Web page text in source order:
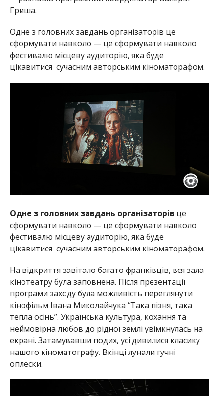
Гриша.
Одне з головних завдань організаторів це
сформувати навколо — це сформувати навколо
фестивалю місцеву аудиторію, яка буде
цікавитися сучасним авторським кіноматорафом.
Одне з головних завдань організаторів це
сформувати навколо — це сформувати навколо
фестивалю місцеву аудиторію, яка буде
цікавитися сучасним авторським кіноматорафом.
На відкриття завітало багато франківців, вся зала
кінотеатру була заповнена. Після презентації
програми заходу була можливість переглянути
кінофільм Івана Миколайчука “Така пізня, така
тепла осінь”. Українська культура, кохання та
неймовірна любов до рідної землі увімкнулась на
екрані. Затамувавши подих, усі дивилися класику
нашого кіноматографу. Вкінці лунали гучні
оплески.